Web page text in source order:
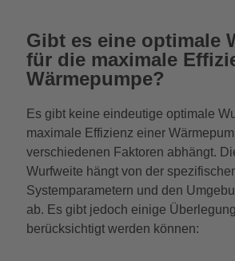
Gibt es eine optimale
für die maximale
Wärmepumpe?
Es gibt keine eindeutige optimale
maximale Effizienz einer
verschiedenen Faktoren abhängt.
Wurfweite hängt von der
Systemparametern und den
ab. Es gibt jedoch einige
berücksichtigt werden können: